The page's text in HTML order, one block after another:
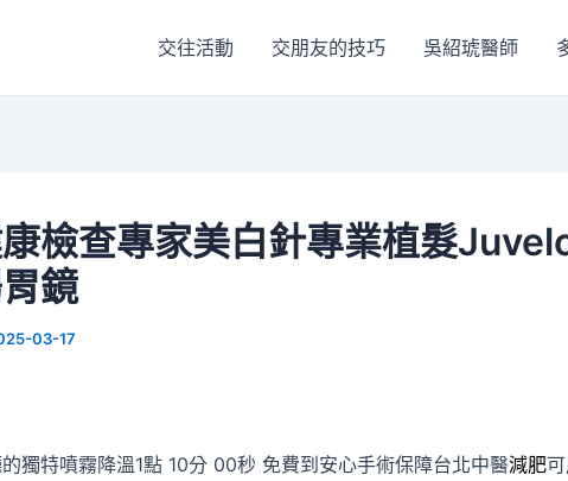
交往活動 交朋友的技巧 吳紹琥醫師
檢查專家美白針專業植髮
鏡
03-17
獨特噴霧降溫1點 10分 00秒 免費到安心手術保障台北中醫減肥